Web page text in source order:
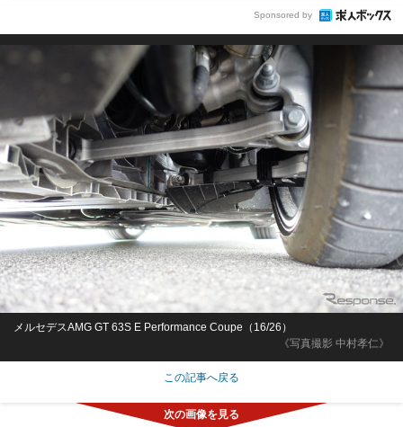
Sponsored by
《写真撮影 中村孝仁》
メルセデスAMG GT 63S E Performance Coupe（16/26）
この記事へ戻る